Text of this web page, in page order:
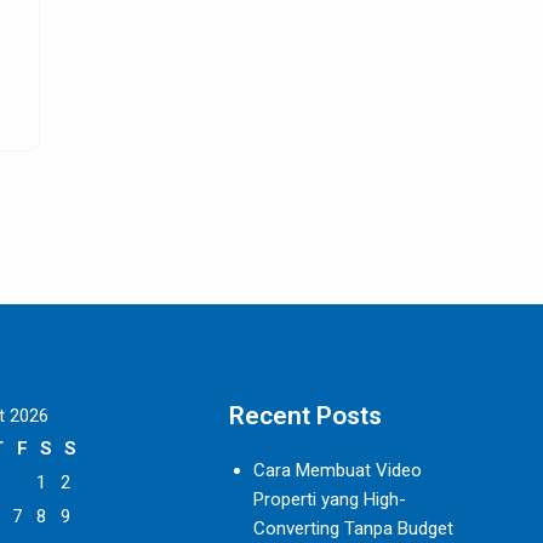
2026
F S
S
1
2
7
8
9
Recent Posts
Cara Membuat Video
Properti yang High-
Converting Tanpa Budget